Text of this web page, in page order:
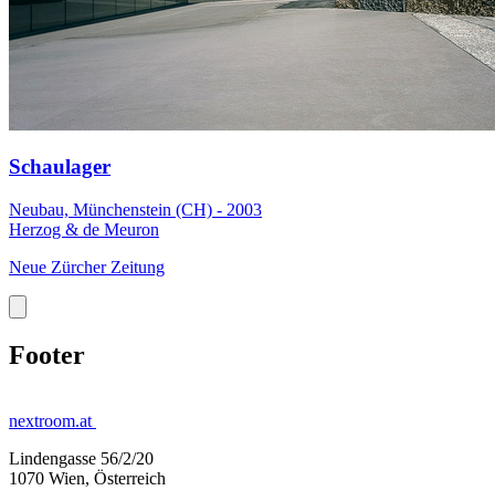
Schaulager
Neubau, Münchenstein (CH) - 2003
Herzog & de Meuron
Neue Zürcher Zeitung
Footer
nextroom.at
Lindengasse 56/2/20
1070 Wien, Österreich